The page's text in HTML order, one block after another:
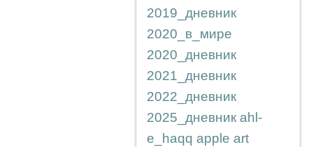
2019_дневник
2020_в_мире
2020_дневник
2021_дневник
2022_дневник
2025_дневник ahl-
e_haqq apple art